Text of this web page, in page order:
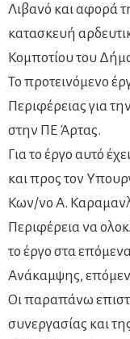
Λιβανό και αφορά
κατασκευή
Κομποτίου του
Το προτεινόμενο
Περιφέρειας για
στην ΠΕ Άρτας.
Για το έργο αυτό
και προς τον
Κων/νο Α.
Περιφέρεια να
το έργο στα
Ανάκαμψης,
Οι παραπάνω
συνεργασίας και